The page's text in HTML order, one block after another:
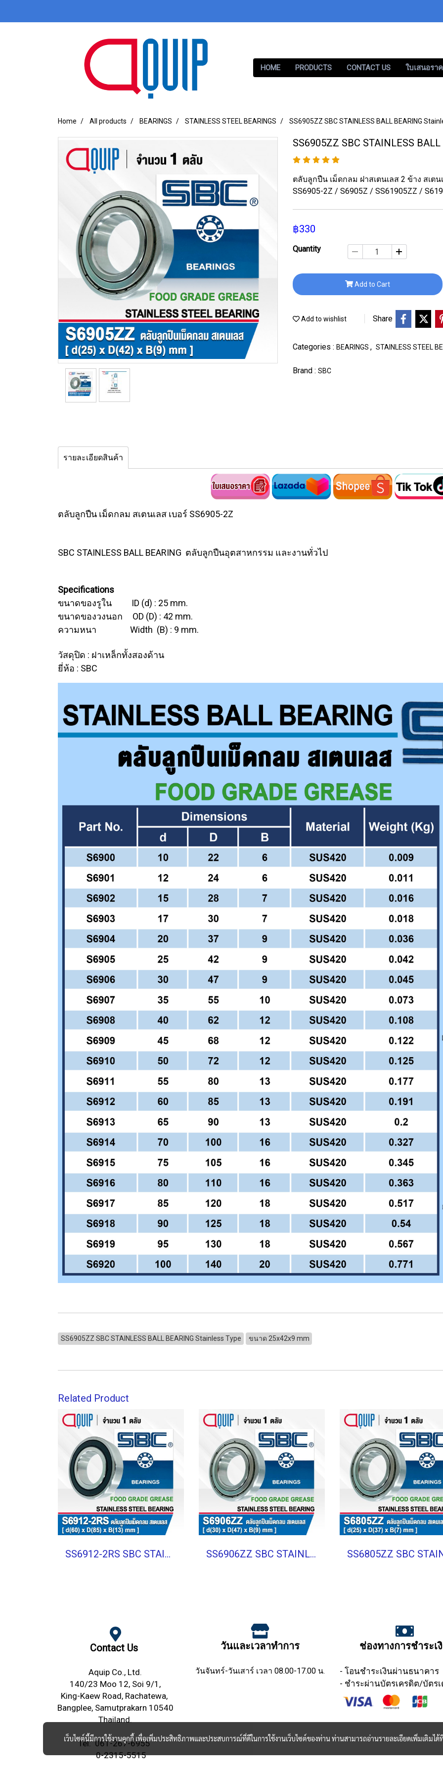
HOME PRODUCTS CONTACT US ใบเสนอรา
Home All products BEARINGS STAINLESS STEEL BEARINGS SS6905ZZ SBC STAINLESS BALL BEARING
SS6905ZZ SBC STAINLESS
ตลับลูกปืน เม็ดกลม ฝาสเตนเลส 2 ข้าง สเ
SS6905-2Z / S6905Z / SS61905ZZ /
฿330
Quantity
Add to Cart
Add to wishlist Share
Categories : BEARINGS , STAINLESS STEEL
Brand : SBC
รายละเอียดสินค้า
ตลับลูกปืน เม็ดกลม สเตนเลส เบอร์ SS6905-2Z
SBC STAINLESS BALL BEARING ตลับลูกปืนอุตสาหกรรม และงานทั่วไป
Specifications
ขนาดของรูใน ID (d) : 25 mm.
ขนาดของวงนอก OD (D) : 42 mm.
ความหนา Width (B) : 9 mm.
วัสดุปิด : ฝาเหล็กทั้งสองด้าน
ยี่ห้อ : SBC
SS6905ZZ SBC STAINLESS BALL BEARING Stainless Type ขนาด 25x42x9 mm
Related Product
SS6912-2RS SBC STAINLESS BALL BEARING Shield Type SS6906ZZ SBC STAINLESS BALL BEARING Stainless Type
Contact Us
Aquip Co., Ltd.
140/23 Moo 12, Soi 9/1,
King-Kaew Road, Rachatewa,
Bangplee, Samutprakarn 10540
Thailand.
Tel.061-267-6955
0-2315-5515
วันและเวลาทำการ
วันจันทร์-วันเสาร์ เวลา 08.00-17.00 น.
ช่องทางการชำระเ
- โอนชำระเงินผ่านธนาคาร
- ชำระผ่านบัตรเครดิต/บัตร
เว็บไซต์นี้มีการใช้งานคุกกี้ เพื่อเพิ่มประสิทธิภาพและประสบการณ์ที่ดีในการใช้งานเว็บไซต์ของท่าน ท่านสามารถอ่านรายละเอียดเพิ่มเติมไ